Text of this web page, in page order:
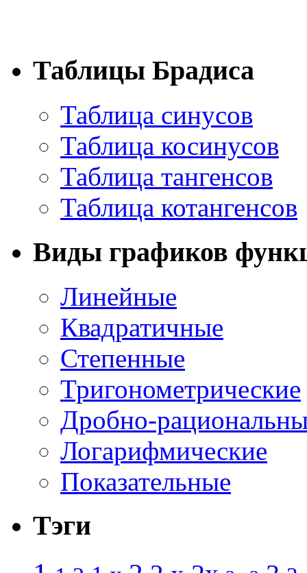
Таблицы Брадиса
Таблица синусов
Таблица косинусов
Таблица тангенсов
Таблица котангенсов
Виды графиков
Линейные
Квадратичные
Степенные
Тригонометрические
Дробно-
Логарифмические
Показательные
Тэги